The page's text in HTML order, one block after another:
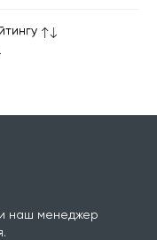
наш менеджер